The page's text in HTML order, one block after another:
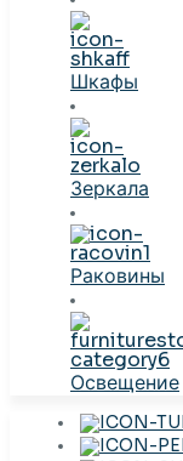
Шкафы
Зеркала
Раковины
Освещение